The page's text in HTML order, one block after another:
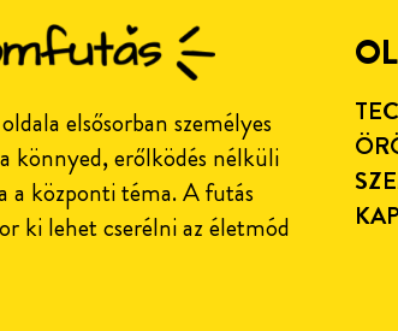
elsősorban személyes
könnyed, erőlködés nélküli
a központi téma. A futás
ki lehet cserélni az életmód